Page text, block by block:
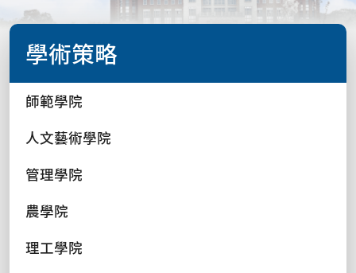
學術策略
師範學院
人文藝術學院
管理學院
農學院
理工學院